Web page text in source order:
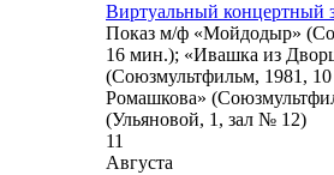
Виртуальный концертный
Показ м/ф «Мойдодыр»
16 мин.); «Ивашка из
(Союзмультфильм, 1981,
Ромашкова»
(Ульяновой, 1, зал № 12)
11
Августа